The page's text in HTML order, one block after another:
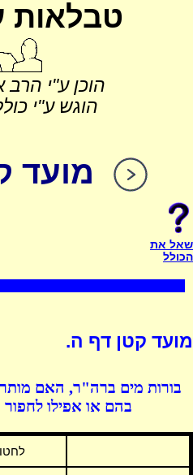
טבלאות
הוכן ע"י הרב
הוגש ע"י
מועד
שאל את
הכולל
מועד קטן דף ה.
בורות מים ברה"ר, האם
בהם או אפילו